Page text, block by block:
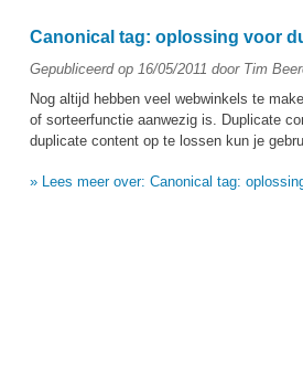
Canonical tag: oplossing voor
Gepubliceerd op 16/05/2011 door Tim
Nog altijd hebben veel webwinkels te
of sorteerfunctie aanwezig is. Duplicate
duplicate content op te lossen kun je
» Lees meer over: Canonical tag: